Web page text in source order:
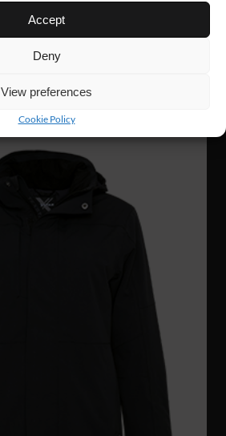
Accept
Deny
View preferences
Cookie Policy